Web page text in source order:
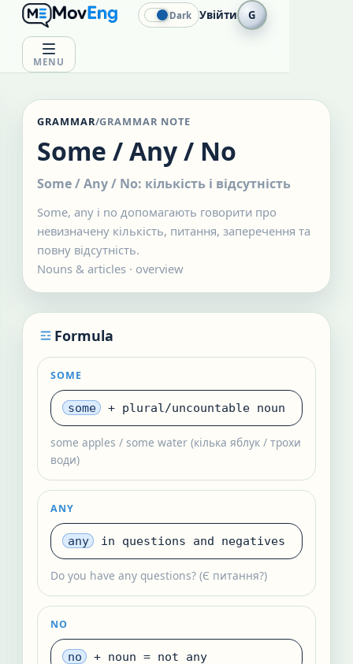
MENU
Dark Увійти G
GRAMMAR/GRAMMAR NOTE
Some / Any / No
Some / Any / No: кількість і відсутність
Some, any і no допомагають говорити про
невизначену кількість, питання, заперечення та
повну відсутність.
Nouns & articles · overview
Formula
SOME
some + plural/uncountable noun
some apples / some water (кілька яблук / трохи
води)
ANY
any in questions and negatives
Do you have any questions? (Є питання?)
NO
no + noun = not any